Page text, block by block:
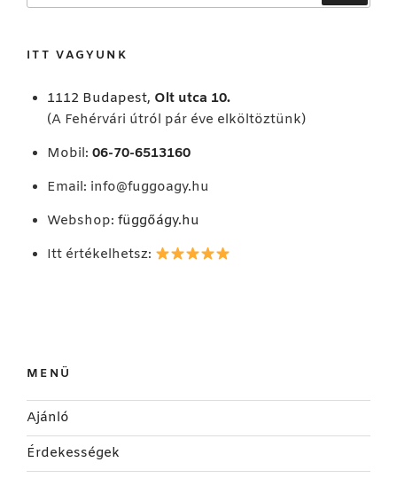
ITT VAGYUNK
1112 Budapest, Olt utca 10.
(A Fehérvári útról pár éve elköltöztünk)
Mobil: 06-70-6513160
Email: info@fuggoagy.hu
Webshop: függőágy.hu
Itt értékelhetsz:
MENÜ
Ajánló
Érdekességek